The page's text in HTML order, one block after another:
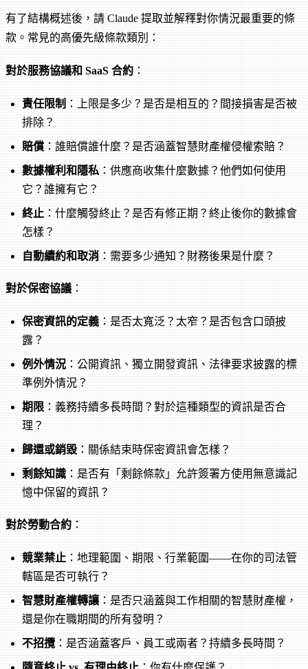
有了結構概述後，請 Claude 提取並解釋對你情況最重要的條
款。常見的高優先級條款類別：
對於服務協議和 SaaS 合約 ：
責任限制 ：上限是多少？是否是相互的？間接損害是否被
排除？
賠償 ：誰賠償誰什麼？是否涵蓋智慧財產權侵權索賠？
數據權利和隱私 ：供應商收集什麼數據？他們如何使用
它？誰擁有它？
終止 ：什麼觸發終止？是否有修正期？終止後你的數據會
怎樣？
自動續約和取消 ：需要多少通知？財務後果是什麼？
對於保密協議 ：
保密資訊的定義 ：是否太寬泛？太窄？是否包含口頭披
露？
例外情況 ：公開資訊、獨立開發資訊、法律要求披露的標
準例外情況？
期限 ：義務持續多長時間？對於這種類型的資訊是否合
理？
歸還或銷毀 ：關係結束時保密資訊會怎樣？
剩餘知識 ：是否有「剩餘條款」允許簽署方使用無意識記
憶中保留的資訊？
對於勞動合約 ：
競業禁止 ：地理範圍、期限、行業範圍——在你的司法管
轄區是否可執行？
智慧財產權轉讓 ：是否只涵蓋與工作相關的智慧財產權，
還是你在職期間的所有發明？
不招攬 ：是否涵蓋客戶、員工或兩者？持續多長時間？